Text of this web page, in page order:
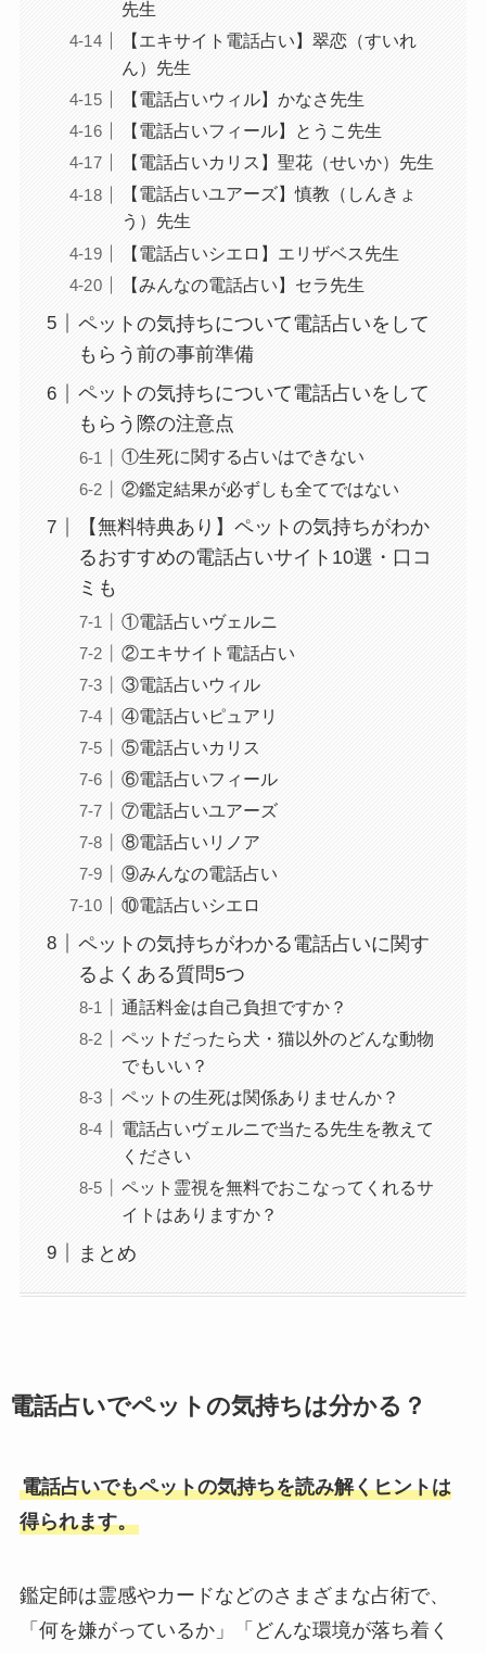
先生
【エキサイト電話占い】翠恋（すいれ
ん）先生
【電話占いウィル】かなさ先生
【電話占いフィール】とうこ先生
【電話占いカリス】聖花（せいか）先生
【電話占いユアーズ】慎教（しんきょ
う）先生
【電話占いシエロ】エリザベス先生
【みんなの電話占い】セラ先生
ペットの気持ちについて電話占いをして
もらう前の事前準備
ペットの気持ちについて電話占いをして
もらう際の注意点
①生死に関する占いはできない
②鑑定結果が必ずしも全てではない
【無料特典あり】ペットの気持ちがわか
るおすすめの電話占いサイト10選・口コ
ミも
①電話占いヴェルニ
②エキサイト電話占い
③電話占いウィル
④電話占いピュアリ
⑤電話占いカリス
⑥電話占いフィール
⑦電話占いユアーズ
⑧電話占いリノア
⑨みんなの電話占い
⑩電話占いシエロ
ペットの気持ちがわかる電話占いに関す
るよくある質問5つ
通話料金は自己負担ですか？
ペットだったら犬・猫以外のどんな動物
でもいい？
ペットの生死は関係ありませんか？
電話占いヴェルニで当たる先生を教えて
ください
ペット霊視を無料でおこなってくれるサ
イトはありますか？
まとめ
電話占いでペットの気持ちは分かる？
電話占いでもペットの気持ちを読み解くヒントは
得られます。
鑑定師は霊感やカードなどのさまざまな占術で、
「何を嫌がっているか」「どんな環境が落ち着く